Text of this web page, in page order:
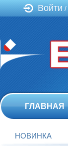
Войти /
ГЛАВНАЯ
НОВИНКА